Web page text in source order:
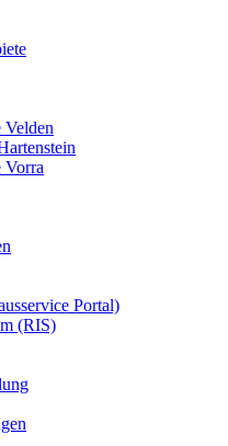
Velden
Vorra
Portal)
(RIS)